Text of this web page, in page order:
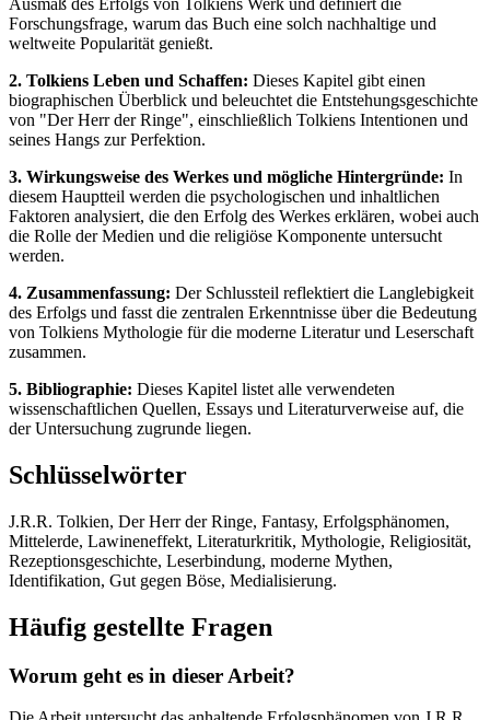
Ausmaß des Erfolgs von Tolkiens Werk und definiert die
Forschungsfrage, warum das Buch eine solch nachhaltige und
weltweite Popularität genießt.
2. Tolkiens Leben und Schaffen: Dieses Kapitel gibt einen
biographischen Überblick und beleuchtet die Entstehungsgeschichte
von "Der Herr der Ringe", einschließlich Tolkiens Intentionen und
seines Hangs zur Perfektion.
3. Wirkungsweise des Werkes und mögliche Hintergründe: In
diesem Hauptteil werden die psychologischen und inhaltlichen
Faktoren analysiert, die den Erfolg des Werkes erklären, wobei auch
die Rolle der Medien und die religiöse Komponente untersucht
werden.
4. Zusammenfassung: Der Schlussteil reflektiert die Langlebigkeit
des Erfolgs und fasst die zentralen Erkenntnisse über die Bedeutung
von Tolkiens Mythologie für die moderne Literatur und Leserschaft
zusammen.
5. Bibliographie: Dieses Kapitel listet alle verwendeten
wissenschaftlichen Quellen, Essays und Literaturverweise auf, die
der Untersuchung zugrunde liegen.
Schlüsselwörter
J.R.R. Tolkien, Der Herr der Ringe, Fantasy, Erfolgsphänomen,
Mittelerde, Lawineneffekt, Literaturkritik, Mythologie, Religiosität,
Rezeptionsgeschichte, Leserbindung, moderne Mythen,
Identifikation, Gut gegen Böse, Medialisierung.
Häufig gestellte Fragen
Worum geht es in dieser Arbeit?